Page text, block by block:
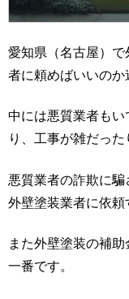
愛知県（名古屋）
者に頼めばいいのか
中には悪質業者も
り、工事が雑だった
悪質業者の詐欺に
外壁塗装業者に依頼
また外壁塗装の補
一番です。